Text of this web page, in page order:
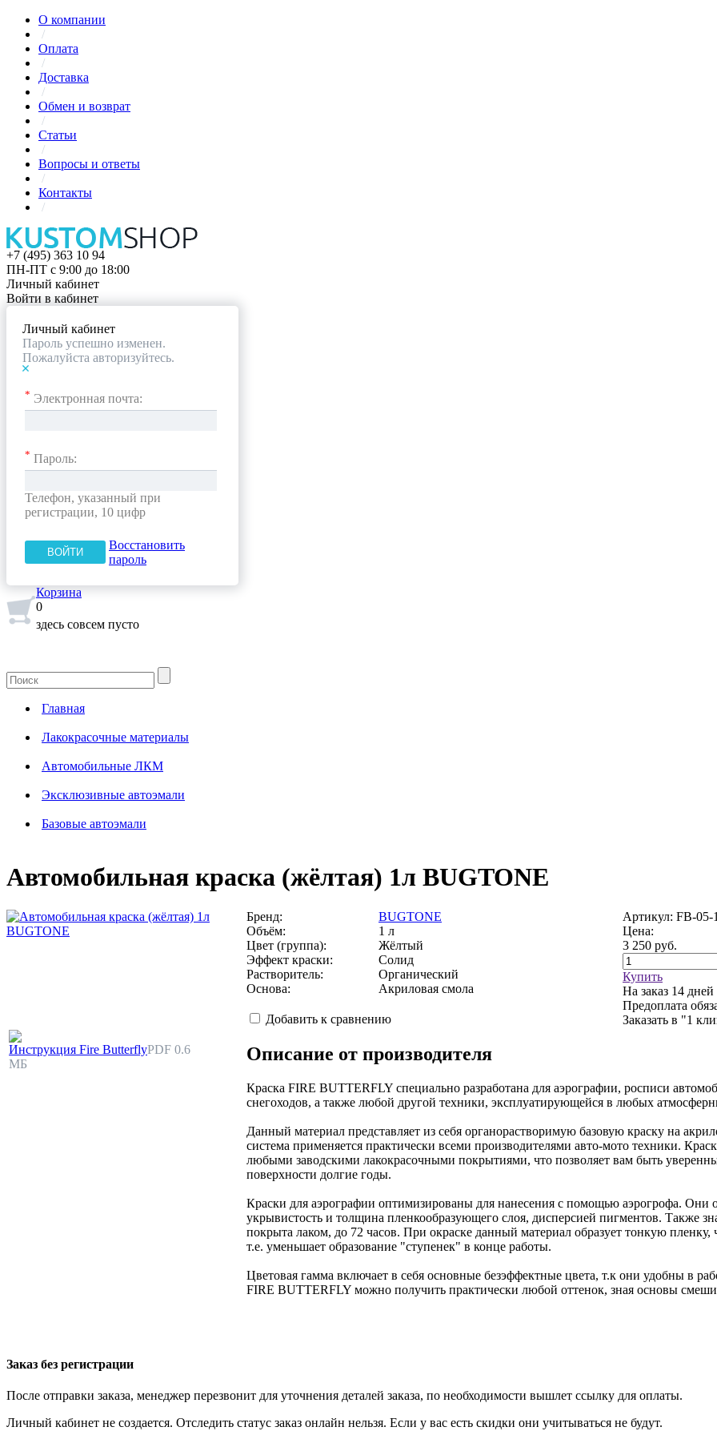
О компании
/
Оплата
/
Доставка
/
Обмен и возврат
/
Статьи
/
Вопросы и ответы
/
Контакты
/
+7 (495) 363 10 94
ПН-ПТ с 9:00 до 18:00
Личный кабинет
Войти в кабинет
Личный кабинет
Пароль успешно изменен.
Пожалуйста авторизуйтесь.
* Электронная почта:
* Пароль:
Телефон, указанный при
регистрации, 10 цифр
Восстановить
пароль
Корзина
0
здесь совсем пусто
Главная
Лакокрасочные материалы
Автомобильные ЛКМ
Эксклюзивные автоэмали
Базовые автоэмали
Автомобильная краска (жёлтая) 1л BUGTONE
Бренд:
BUGTONE
Объём:
1 л
Цвет (группа):
Жёлтый
Эффект краски:
Солид
Растворитель:
Органический
Основа:
Акриловая смола
Добавить к сравнению
Артикул: FB-05-1
Цена:
3 250 руб.
Купить
На заказ 14 дней
Предоплата
Заказать в "1
Инструкция Fire ButterflyPDF 0.6
МБ
Описание от производителя
Краска FIRE BUTTERFLY специально разработана для аэрографии, росписи
снегоходов, а также любой другой техники, эксплуатирующейся в любых
Данный материал представляет из себя органорастворимую базовую краску на
система применяется практически всеми производителями авто-мото техники.
любыми заводскими лакокрасочными покрытиями, что позволяет вам быть
поверхности долгие годы.
Краски для аэрографии оптимизированы для нанесения с помощью аэрогрофа. Они
укрывистость и толщина пленкообразующего слоя, дисперсией пигментов. Также
покрыта лаком, до 72 часов. При окраске данный материал образует тонкую
т.е. уменьшает образование "ступенек" в конце работы.
Цветовая гамма включает в себя основные безэффектные цвета, т.к они удобны в
FIRE BUTTERFLY можно получить практически любой оттенок, зная основы
Заказ без регистрации
После отправки заказа, менеджер перезвонит для уточнения деталей заказа, по необходимости вышлет ссылку для оплаты.
Личный кабинет не создается. Отследить статус заказ онлайн нельзя. Если у вас есть скидки они учитываться не будут.